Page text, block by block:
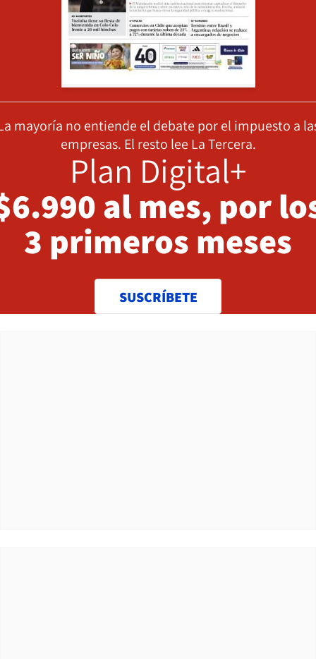
mayoría no entiende el debate por el impuesto a
empresas. El resto lee La Tercera.
Plan Digital+
al mes, por
3 primeros meses
SUSCRÍBETE